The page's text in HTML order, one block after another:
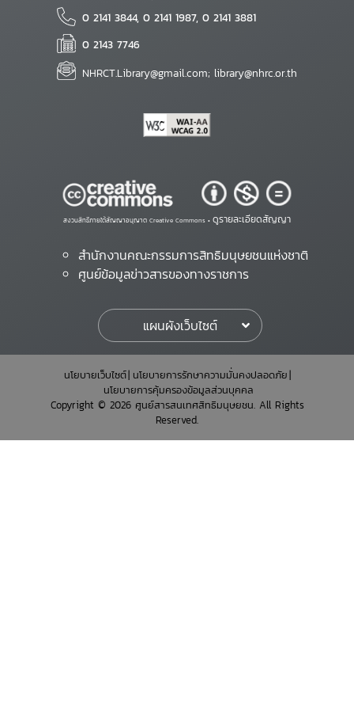
0 2141 3844, 0 2141 1987, 0 2141 3881
0 2143 7746
NHRCT.Library@gmail.com; library@nhrc.or.th
สงวนสิทธิ์ภายใต้สัญญาอนุญาต Creative Commons • ดูรายละเอียดสัญญา
สำนักงานคณะกรรมการสิทธิมนุษยชนแห่งชาติ
ศูนย์ข้อมูลข่าวสารของทางราชการ
แผนผังเว็บไซต์
นโยบายเว็บไซต์ นโยบายการรักษาความมั่นคงปลอดภัย
นโยบายการคุ้มครองข้อมูลส่วนบุคคล
Copyright © 2026 ศูนย์สารสนเทศสิทธิมนุษยชน. All Rights
Reserved.